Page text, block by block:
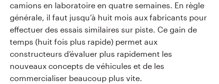
camions en laboratoire en quatre semaines. En règle
générale, il faut jusqu’à huit mois aux fabricants pour
effectuer des essais similaires sur piste. Ce gain de
temps (huit fois plus rapide) permet aux
constructeurs d’évaluer plus rapidement les
nouveaux concepts de véhicules et de les
commercialiser beaucoup plus vite.